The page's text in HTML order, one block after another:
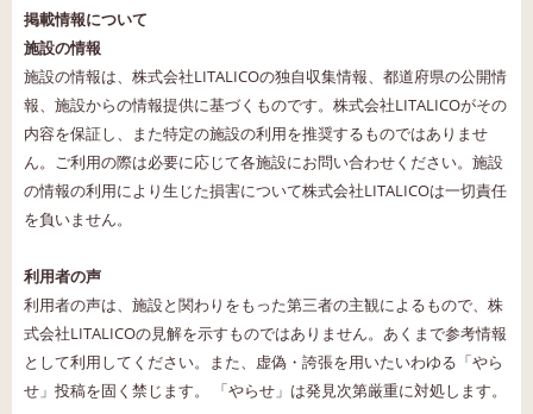
掲載情報について
施設の情報
施設の情報は、株式会社LITALICOの独自収集情報、都道府県の公開情
報、施設からの情報提供に基づくものです。株式会社LITALICOがその
内容を保証し、また特定の施設の利用を推奨するものではありませ
ん。ご利用の際は必要に応じて各施設にお問い合わせください。施設
の情報の利用により生じた損害について株式会社LITALICOは一切責任
を負いません。
利用者の声
利用者の声は、施設と関わりをもった第三者の主観によるもので、株
式会社LITALICOの見解を示すものではありません。あくまで参考情報
として利用してください。また、虚偽・誇張を用いたいわゆる「やら
せ」投稿を固く禁じます。 「やらせ」は発見次第厳重に対処します。